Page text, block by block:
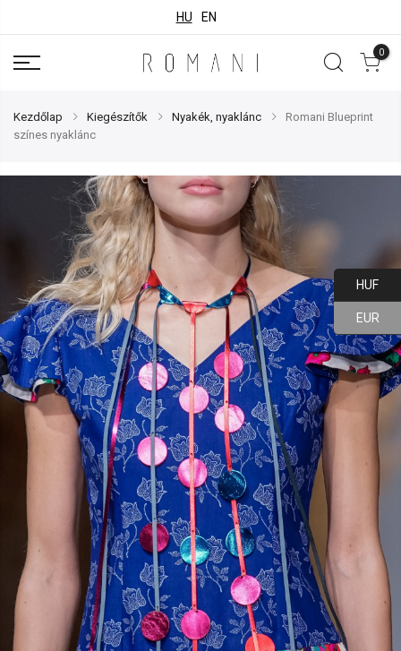
HU EN
0
Kezdőlap Kiegészítők Nyakék, nyaklánc
Romani Blueprint
színes nyaklánc
HUF
EUR